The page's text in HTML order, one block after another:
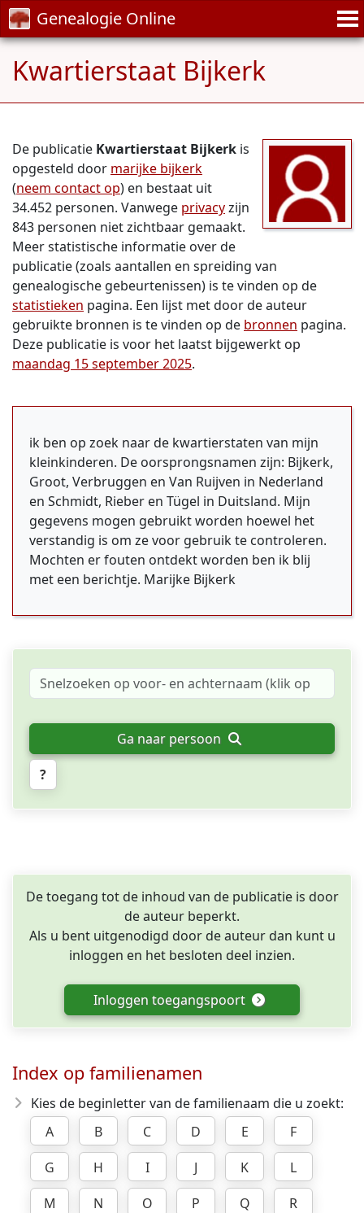
Genealogie Online
Kwartierstaat Bijkerk
De publicatie Kwartierstaat Bijkerk is
opgesteld door marijke bijkerk
(neem contact op) en bestaat uit
34.452 personen. Vanwege privacyzijn
843 personen niet zichtbaar gemaakt.
Meer statistische informatie over de
publicatie (zoals aantallen en spreiding van
genealogische gebeurtenissen) is te vinden op de
statistieken pagina. Een lijst met door de auteur
gebruikte bronnen is te vinden op de bronnen pagina.
Deze publicatie is voor het laatst bijgewerkt op
maandag 15 september 2025.
ik ben op zoek naar de kwartierstaten van mijn
kleinkinderen. De oorsprongsnamen zijn: Bijkerk,
Groot, Verbruggen en Van Ruijven in Nederland
en Schmidt, Rieber en Tügel in Duitsland. Mijn
gegevens mogen gebruikt worden hoewel het
verstandig is om ze voor gebruik te controleren.
Mochten er fouten ontdekt worden ben ik blij
met een berichtje. Marijke Bijkerk
Ga naar persoon
?
De toegang tot de inhoud van de publicatie is door
de auteur beperkt.
Als u bent uitgenodigd door de auteur dan kunt u
inloggen en het besloten deel inzien.
Inloggen toegangspoort
Index op familienamen
Kies de beginletter van de familienaam die u zoekt:
A
B C D E
F
G
H I J K
L
M
N O P Q
R